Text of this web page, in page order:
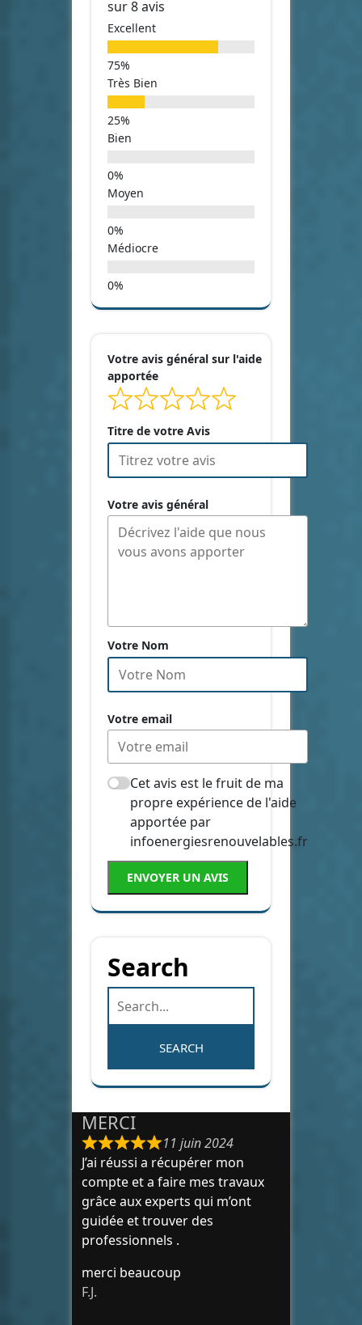
sur 8 avis
Excellent
Très Bien
Bien
Moyen
Médiocre
Votre avis général sur l'aide
apportée
Titre de votre Avis
Votre avis général
Votre Nom
Votre email
Cet avis est le fruit de ma
propre expérience de l'aide
apportée par
infoenergiesrenouvelables.fr
ENVOYER UN AVIS
Search
MERCI
11 juin 2024
J’ai réussi a récupérer mon
compte et a faire mes travaux
grâce aux experts qui m’ont
guidée et trouver des
professionnels .
merci beaucoup
F.J.